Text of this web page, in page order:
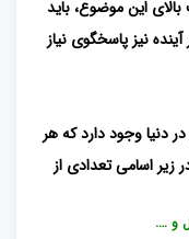
این موضوع، باید
نیز پاسخگوی نیاز
دنیا وجود دارد که هر
زیر اسامی تعدادی از
و ….